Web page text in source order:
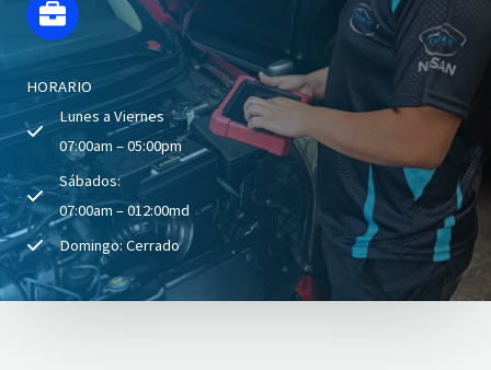
HORARIO
Lunes a Viernes
07:00am – 05:00pm
Sábados:
07:00am – 012:00md
Domingo: Cerrado